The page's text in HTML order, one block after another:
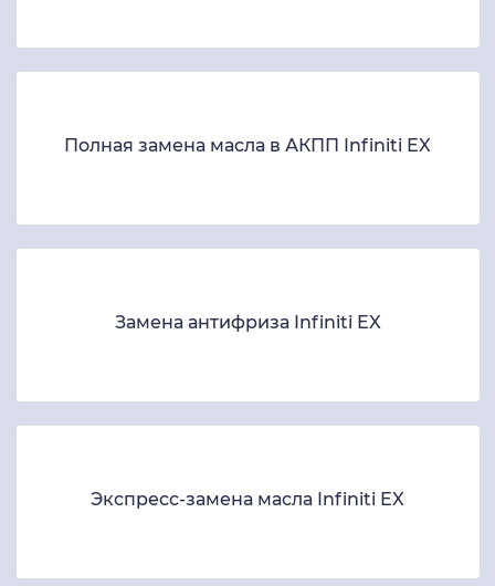
Полная замена масла в АКПП Infiniti EX
Замена антифриза Infiniti EX
Экспресс-замена масла Infiniti EX